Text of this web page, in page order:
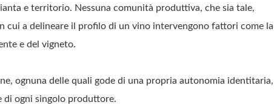
e territorio. Nessuna comunità produttiva, che sia tale,
cui a delineare il profilo di un vino intervengono fattori come la
e del vigneto.
ognuna delle quali gode di una propria autonomia identitaria,
di ogni singolo produttore.